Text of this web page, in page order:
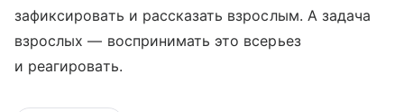
зафиксировать и рассказать взрослым. А задача
взрослых — воспринимать это всерьез
и реагировать.